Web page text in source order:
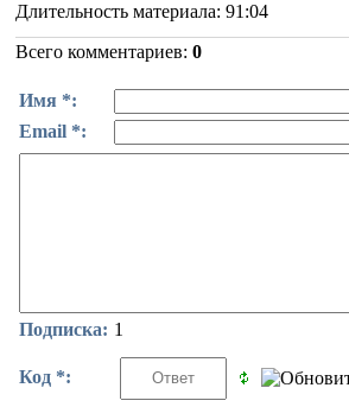
Длительность материала: 91:04
Всего комментариев: 0
Имя *:
Email *:
Подписка: 1
Код *: